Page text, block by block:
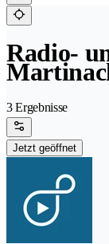
Radio-
3 Ergebnisse
Jetzt geöffnet